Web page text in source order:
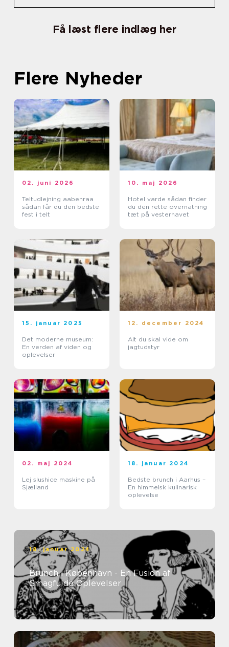
Få læst flere indlæg her
Flere Nyheder
02. juni 2026
Teltudlejning aabenraa
sådan får du den bedste
fest i telt
10. maj 2026
Hotel varde sådan finder
du den rette overnatning
tæt på vesterhavet
15. januar 2025
Det moderne museum:
En verden af viden og
oplevelser
12. december 2024
Alt du skal vide om
jagtudstyr
02. maj 2024
Lej slushice maskine på
Sjælland
18. januar 2024
Bedste brunch i Aarhus –
En himmelsk kulinarisk
oplevelse
18. januar 2024
Brunch i København - En Fusion af
Smagfulde Oplevelser